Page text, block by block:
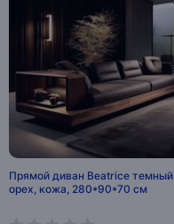
Прямой диван Beatrice темный
орех, кожа, 280*90*70 см